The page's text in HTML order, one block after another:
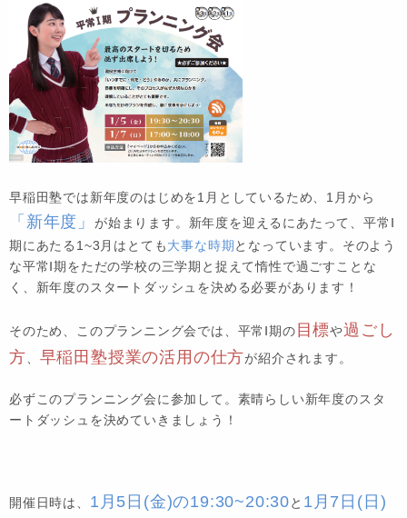
早稲田塾では新年度のはじめを1月としているため、1月から
「新年度」
が始まります。新年度を迎えるにあたって、平常Ⅰ
期にあたる1~3月はとても大事な時期となっています。そのよう
な平常Ⅰ期をただの学校の三学期と捉えて惰性で過ごすことな
く、新年度のスタートダッシュを決める必要があります！
そのため、このプランニング会では、平常Ⅰ期の目標や過ごし
方
早稲田塾授業の活用の仕方が紹介されます。
必ずこのプランニング会に参加して。素晴らしい新年度のスタ
ートダッシュを決めていきましょう！
開催日時は、 1月5日(金)の19:30~20:30と 1月7日(日)